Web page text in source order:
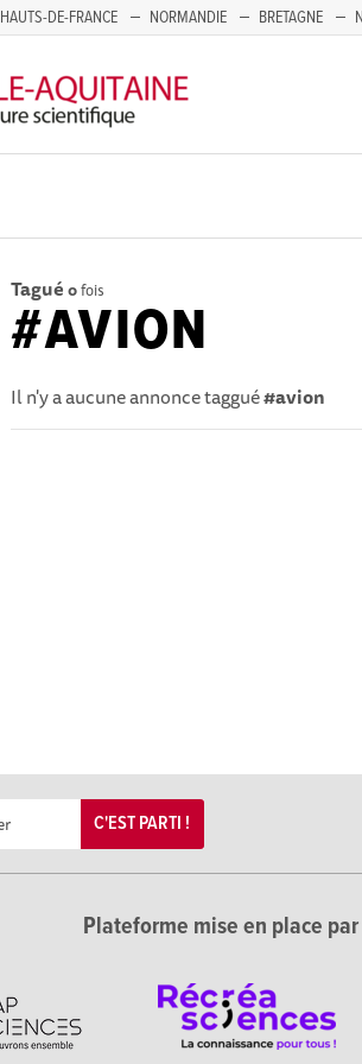
HAUTS-DE-FRANCE NORMANDIE BRETAGNE
Tagué 0fois
#AVION
Il n'y a aucune annonce taggué#avion
C'EST PARTI !
Plateforme mise en place par